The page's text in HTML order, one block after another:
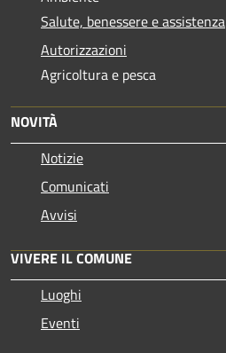
Salute, benessere e assistenza
Autorizzazioni
Agricoltura e pesca
NOVITÀ
Notizie
Comunicati
Avvisi
VIVERE IL COMUNE
Luoghi
Eventi